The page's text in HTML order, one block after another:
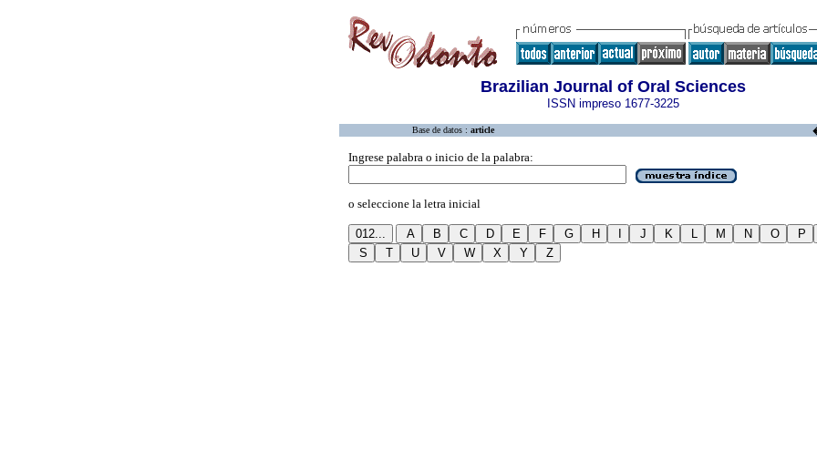
Brazilian Journal of Oral Sciences
ISSN impreso 1677-3225
Base de datos : article
Ingrese palabra o inicio de la palabra:
o seleccione la letra inicial